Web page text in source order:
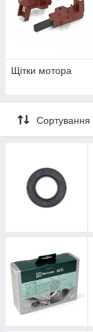
Щітки мотора
Сортування